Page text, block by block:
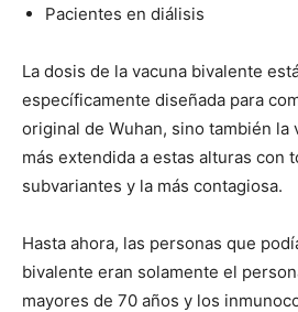
Pacientes en diálisis
La dosis de la vacuna bivalente
específicamente diseñada para
original de Wuhan, sino también la
más extendida a estas alturas con
subvariantes y la más contagiosa.
Hasta ahora, las personas que
bivalente eran solamente el
mayores de 70 años y los